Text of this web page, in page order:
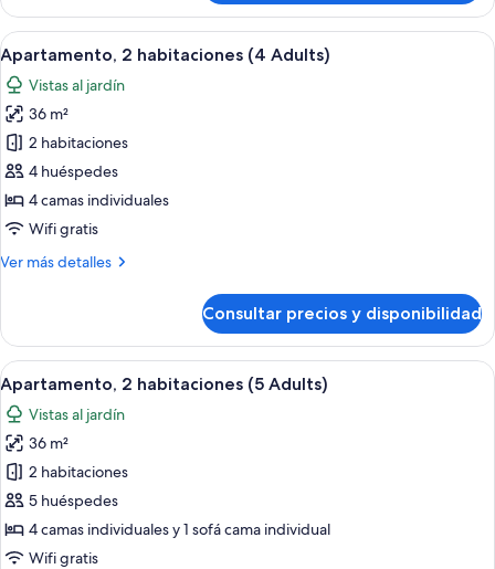
Children)
2
habitaciones
(2
Adults
+
3
Children)
Abrir
todas
las
fotos
de
Apartamento,
2
habitaciones
Adults)
Una sala moderna con un sofá azul,
6
Apartamento, 2 habitaciones (4 Adults)
Vistas al jardín
36 m²
2 habitaciones
4 huéspedes
4 camas individuales
Wifi gratis
Ver más detalles
Más
2
habitaciones
(4
Adults)
Consultar precios y disponibilidad
Abrir
todas
las
fotos
de
Apartamento,
2
habitaciones
Una sala moderna con un sofá azul,
6
Apartamento, 2 habitaciones (5 Adults)
Vistas al jardín
36 m²
2 habitaciones
5 huéspedes
4 camas individuales y 1 sofá cama individual
Wifi gratis